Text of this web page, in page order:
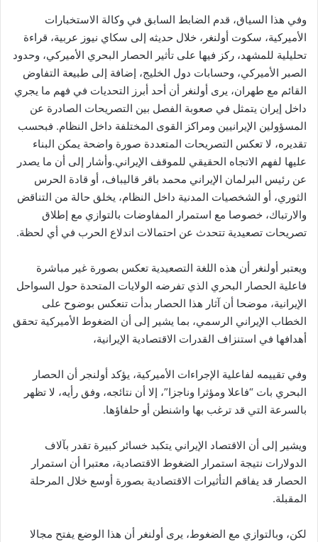
وفي هذا السياق، قدم الضابط السابق في وكالة الاستخبارات
الأميركية، سكوت أولنغر، خلال حديثه إلى سكاي نيوز عربية، قراءة
تحليلية للمشهد، ركز فيها على تأثير الحصار البحري الأميركي، وحدود
الصبر الأميركي، وحسابات دول الخليج، إضافة إلى طبيعة التفاوض
القائم مع طهران، يرى أولنغر أن أحد أبرز التحديات في فهم ما يجري
داخل إيران يتمثل في صعوبة الفصل بين التصريحات الصادرة عن
المسؤولين الإيرانيين ومراكز القوى المختلفة داخل النظام. فبحسب
تقديره، لا تعكس التصريحات المتعددة صورة واضحة يمكن البناء
عليها لفهم الاتجاه الحقيقي للموقف الإيراني.وأشار إلى أن ما يصدر
عن رئيس البرلمان الإيراني محمد باقر قاليباف، أو قادة الحرس
الثوري، أو الشخصيات المدنية داخل النظام، يخلق حالة من التناقض
والارتباك، خصوصا مع استمرار المفاوضات بالتوازي مع إطلاق
تصريحات تصعيدية تتحدث عن احتمالات اندلاع الحرب في أي لحظة.
ويعتبر أولنغر أن هذه اللغة التصعيدية تعكس بصورة غير مباشرة
فاعلية الحصار البحري الذي تفرضه الولايات المتحدة حول السواحل
الإيرانية، موضحا أن آثار هذا الحصار بدأت تنعكس بوضوح على
الخطاب الإيراني الرسمي، بما يشير إلى أن الضغوط الأميركية تحقق
أهدافها في استنزاف القدرات الاقتصادية الإيرانية،
وفي تقييمه لفاعلية الإجراءات الأميركية، يؤكد أولنجر أن الحصار
البحري بات “فاعلا ومؤثرا وناجزا”، إلا أن نتائجه، وفق رأيه، لا تظهر
بالسرعة التي قد ترغب بها واشنطن أو حلفاؤها.
ويشير إلى أن الاقتصاد الإيراني يتكبد خسائر كبيرة تقدر بآلاف
الدولارات نتيجة استمرار الضغوط الاقتصادية، معتبرا أن استمرار
الحصار قد يفاقم التأثيرات الاقتصادية بصورة أوسع خلال المرحلة
المقبلة.
لكن، وبالتوازي مع الضغوط، يرى أولنغر أن هذا الوضع يفتح مجالا